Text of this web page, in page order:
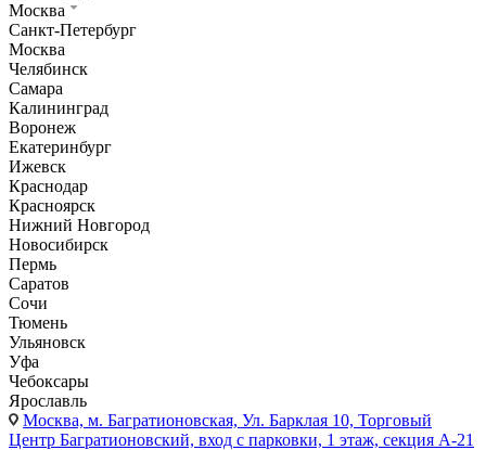
Москва
Санкт-Петербург
Москва
Челябинск
Самара
Калининград
Воронеж
Екатеринбург
Ижевск
Краснодар
Красноярск
Нижний Новгород
Новосибирск
Пермь
Саратов
Сочи
Тюмень
Ульяновск
Уфа
Чебоксары
Ярославль
Москва, м. Багратионовская, Ул. Барклая 10, Торговый
Центр Багратионовский, вход с парковки, 1 этаж, секция А-21